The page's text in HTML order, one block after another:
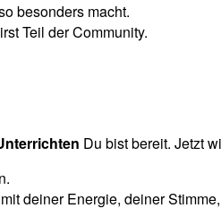
besonders macht.
Teil der Community.
Du bist bereit. Jetzt
deiner Energie, deiner